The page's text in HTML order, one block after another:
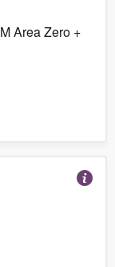
Area Zero +